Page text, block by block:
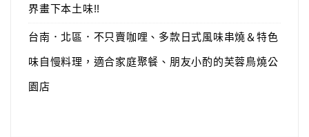
界畫下本土味!!
台南．北區．不只賣咖哩、多款日式風味串燒＆特色
味自慢料理，適合家庭聚餐、朋友小酌的芙蓉鳥燒公
園店